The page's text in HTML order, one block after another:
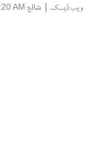
ویب ڈیسک | شائع AM